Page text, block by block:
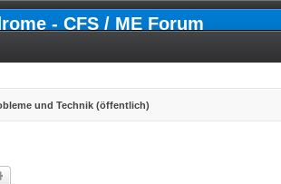
- CFS / ME Forum
und Technik (öffentlich)